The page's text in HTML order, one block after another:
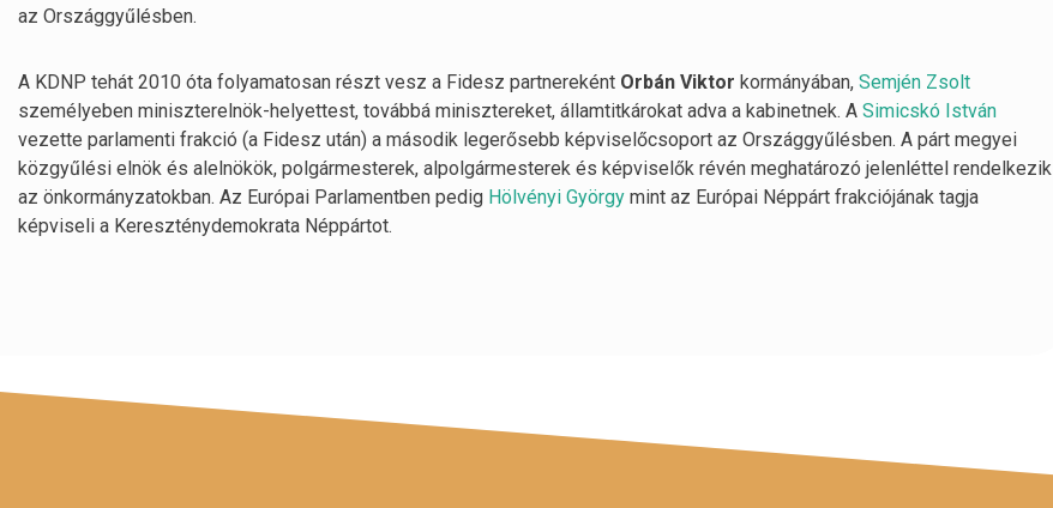
az Országgyűlésben.
A KDNP tehát 2010 óta folyamatosan részt vesz a Fidesz partnereként Orbán Viktor kormányában, Semjén Zsolt
személyeben miniszterelnök-helyettest, továbbá minisztereket, államtitkárokat adva a kabinetnek. A Simicskó István
vezette parlamenti frakció (a Fidesz után) a második legerősebb képviselőcsoport az Országgyűlésben. A párt megyei
közgyűlési elnök és alelnökök, polgármesterek, alpolgármesterek és képviselők révén meghatározó jelenléttel rendelkezik
az önkormányzatokban. Az Európai Parlamentben pedig Hölvényi György mint az Európai Néppárt frakciójának tagja
képviseli a Kereszténydemokrata Néppártot.